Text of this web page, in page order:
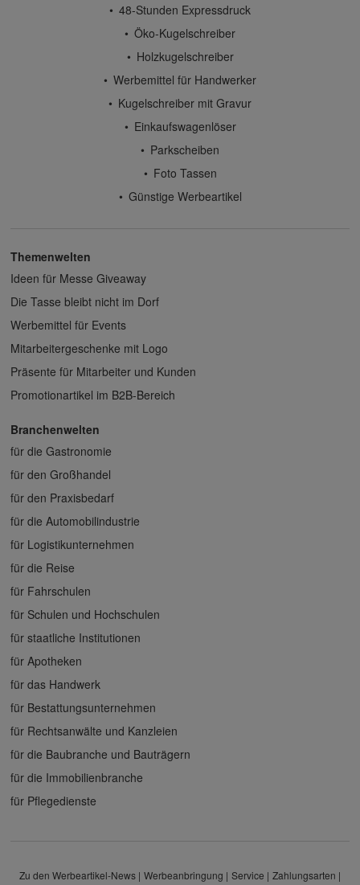
48-Stunden Expressdruck
Öko-Kugelschreiber
Holzkugelschreiber
Werbemittel für Handwerker
Kugelschreiber mit Gravur
Einkaufswagenlöser
Parkscheiben
Foto Tassen
Günstige Werbeartikel
Themenwelten
Ideen für Messe Giveaway
Die Tasse bleibt nicht im Dorf
Werbemittel für Events
Mitarbeitergeschenke mit Logo
Präsente für Mitarbeiter und Kunden
Promotionartikel im B2B-Bereich
Branchenwelten
für die Gastronomie
für den Großhandel
für den Praxisbedarf
für die Automobilindustrie
für Logistikunternehmen
für die Reise
für Fahrschulen
für Schulen und Hochschulen
für staatliche Institutionen
für Apotheken
für das Handwerk
für Bestattungsunternehmen
für Rechtsanwälte und Kanzleien
für die Baubranche und Bauträgern
für die Immobilienbranche
für Pflegedienste
Zu den Werbeartikel-News Werbeanbringung Service Zahlungsarten